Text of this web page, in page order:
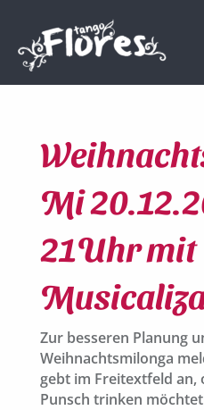
Mi
21Uhr mit
Zur besseren Planung
Weihnachtsmilonga
gebt im Freitextfeld
Punsch trinken